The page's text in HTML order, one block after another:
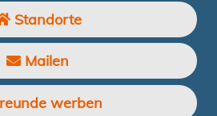
Standorte
Mailen
werben